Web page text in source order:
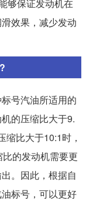
够保证发动机在
效果，减少发动
号汽油所适用的
的压缩比大于9.
比大于10:1时，
的发动机需要更
。因此，根据自
标号，可以更好